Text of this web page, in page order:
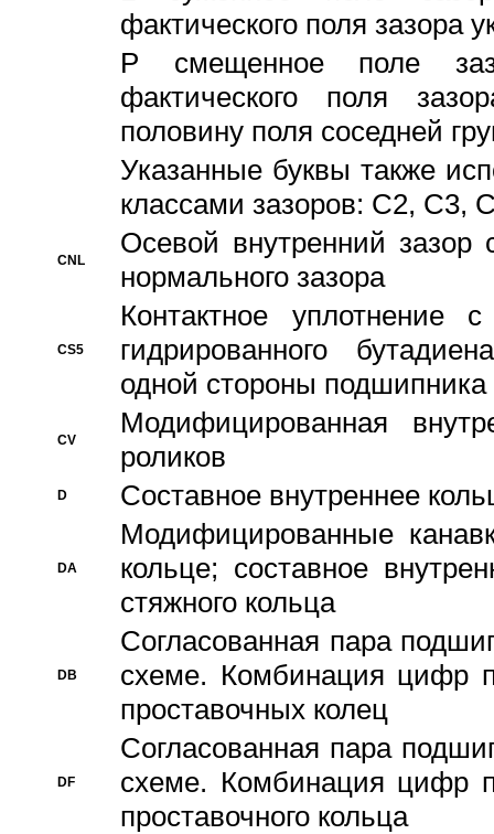
фактического поля зазора
P смещенное поле
фактического поля
половину поля соседней
Указанные буквы также
классами зазоров: С2,
CNL
Осевой внутренний зазор
нормального зазора
CS5
Контактное уплотнение
гидрированного
одной стороны подшипника
CV
Модифицированная
роликов
D Составное внутреннее
DA
Модифицированные
кольце; составное
стяжного кольца
DB
Согласованная пара
схеме. Комбинация цифр
проставочных колец
DF
Согласованная пара
схеме. Комбинация цифр
проставочного кольца